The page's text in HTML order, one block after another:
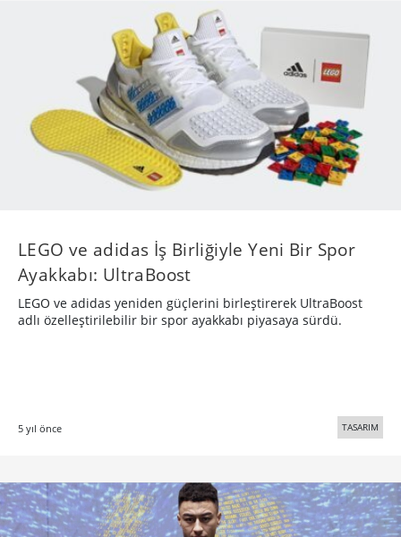
LEGO ve adidas İş Birliğiyle Yeni Bir Spor
Ayakkabı: UltraBoost
LEGO ve adidas yeniden güçlerini birleştirerek UltraBoost
adlı özelleştirilebilir bir spor ayakkabı piyasaya sürdü.
5 yıl önce TASARIM